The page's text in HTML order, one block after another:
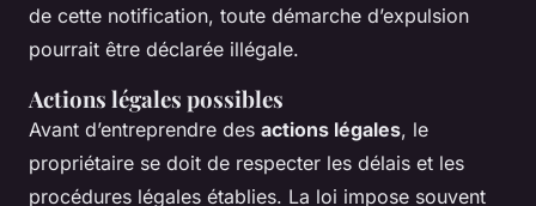
de cette notification, toute démarche d’expulsion
pourrait être déclarée illégale.
Actions légales possibles
Avant d’entreprendre des actions légales, le
propriétaire se doit de respecter les délais et les
procédures légales établies. La loi impose souvent